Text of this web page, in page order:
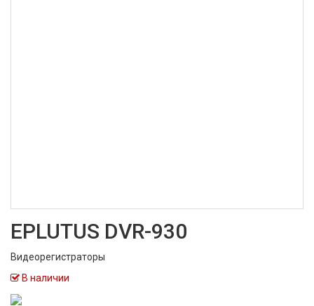
EPLUTUS DVR-930
Видеорегистраторы
В наличии